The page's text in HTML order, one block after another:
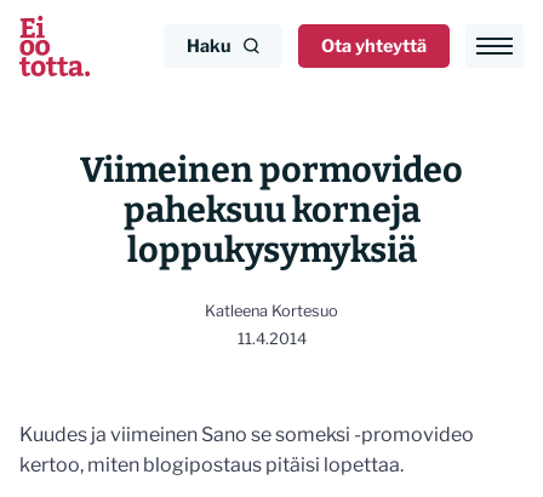
Siirry
sisältöön
Haku Ota yhteyttä
Viimeinen pormovideo
paheksuu korneja
loppukysymyksiä
Katleena Kortesuo
11.4.2014
Kuudes ja viimeinen Sano se someksi -promovideo
kertoo, miten blogipostaus pitäisi lopettaa.